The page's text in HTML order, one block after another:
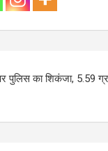
पुलिस का शिकंजा, 5.59